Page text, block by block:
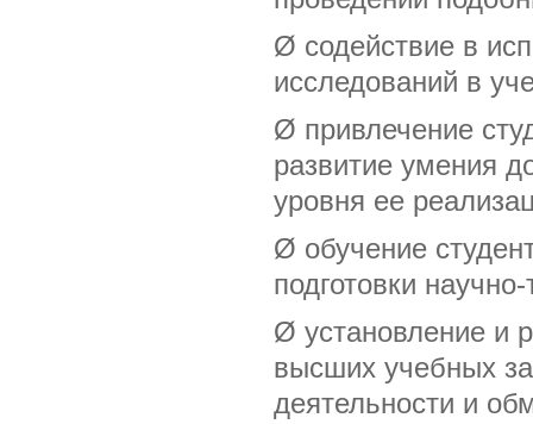
Ø содействие в
исследований в
Ø привлечение
развитие умения
уровня ее
Ø обучение
подготовки
Ø установление и
высших учебных
деятельности и